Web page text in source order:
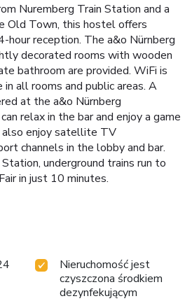
Nuremberg Train Station and a
Old Town, this hostel offers
hour reception. The a&o Nürnberg
decorated rooms with wooden
bathroom are provided. WiFi is
all rooms and public areas. A
at the a&o Nürnberg
relax in the bar and enjoy a game
also enjoy satellite TV
channels in the lobby and bar.
underground trains run to
in just 10 minutes.
Nieruchomość jest
czyszczona środkiem
dezynfekującym